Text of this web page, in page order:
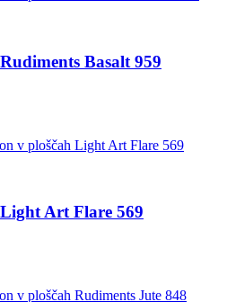
Basalt 959
Art Flare 569